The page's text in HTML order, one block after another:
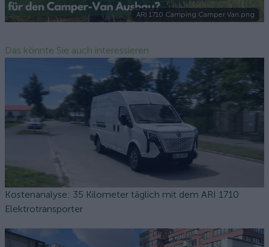
ARI 1710 Camping Camper Van.png
Das könnte Sie auch interessieren
Kostenanalyse: 35 Kilometer täglich mit dem ARI 1710
Elektrotransporter